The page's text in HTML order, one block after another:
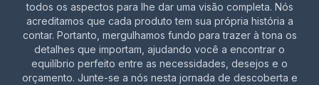
todos os aspectos para lhe dar uma visão completa. Nós
acreditamos que cada produto tem sua própria história a
contar. Portanto, mergulhamos fundo para trazer à tona os
detalhes que importam, ajudando você a encontrar o
equilíbrio perfeito entre as necessidades, desejos e o
orçamento. Junte-se a nós nesta jornada de descoberta e